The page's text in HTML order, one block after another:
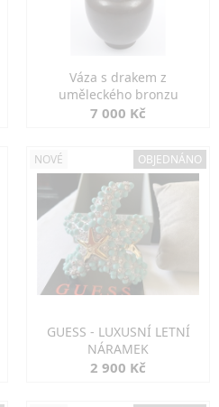
Váza s drakem z
uměleckého bronzu
7 000 Kč
NOVÉ OBJEDNÁNO
GUESS - LUXUSNÍ LETNÍ
NÁRAMEK
2 900 Kč